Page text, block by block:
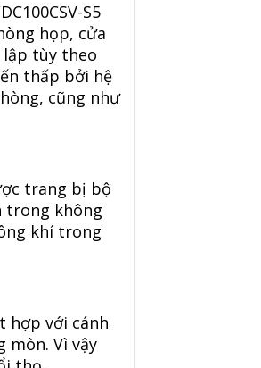
S5
họp, cửa
lập tùy theo
thấp bởi hệ
cũng như
trang bị bộ
trong không
khí trong
hợp với cánh
mòn. Vì vậy